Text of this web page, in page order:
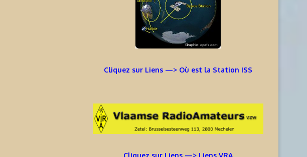
Cliquez sur Liens —> Où est la Station ISS